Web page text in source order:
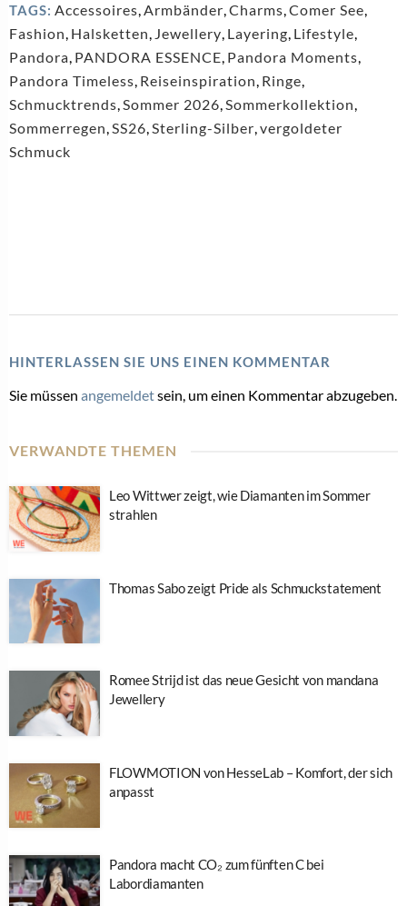
TAGS: Accessoires,Armbänder,Charms,Comer See,
Fashion, Halsketten, Jewellery, Layering, Lifestyle,
Pandora, PANDORA ESSENCE, Pandora Moments,
Pandora Timeless, Reiseinspiration, Ringe,
Schmucktrends,Sommer 2026,Sommerkollektion,
Sommerregen,SS26,Sterling-Silber,vergoldeter
Schmuck
HINTERLASSEN SIE UNS EINEN KOMMENTAR
Sie müssen angemeldetsein, um einen Kommentar abzugeben.
VERWANDTE THEMEN
Leo Wittwer zeigt, wie Diamanten im Sommer
strahlen
Thomas Sabo zeigt Pride als Schmuckstatement
Romee Strijd ist das neue Gesicht von mandana
Jewellery
FLOWMOTION von HesseLab – Komfort, der sich
anpasst
Pandora macht CO₂ zum fünften C bei
Labordiamanten